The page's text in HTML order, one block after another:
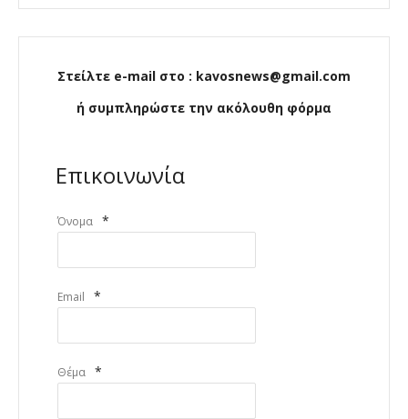
Στείλτε e-mail στο : kavosnews@gmail.com
ή συμπληρώστε την ακόλουθη φόρμα
Επικοινωνία
Όνομα *
Email *
Θέμα *